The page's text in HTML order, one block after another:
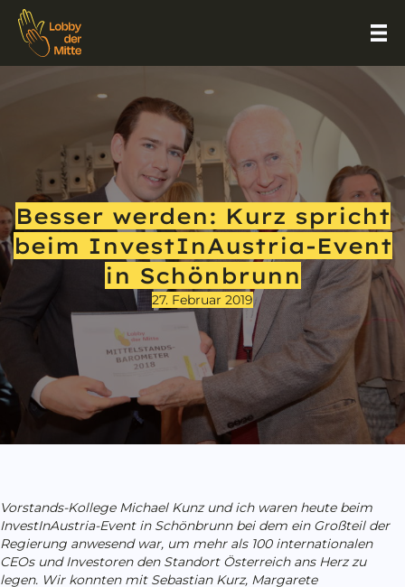
Besser werden: Kurz spricht
beim InvestInAustria-Event
in Schönbrunn
27. Februar 2019
Vorstands-Kollege Michael Kunz und ich waren heute beim
InvestInAustria-Event in Schönbrunn bei dem ein Großteil der
Regierung anwesend war, um mehr als 100 internationalen
CEOs und Investoren den Standort Österreich ans Herz zu
legen. Wir konnten mit Sebastian Kurz, Margarete